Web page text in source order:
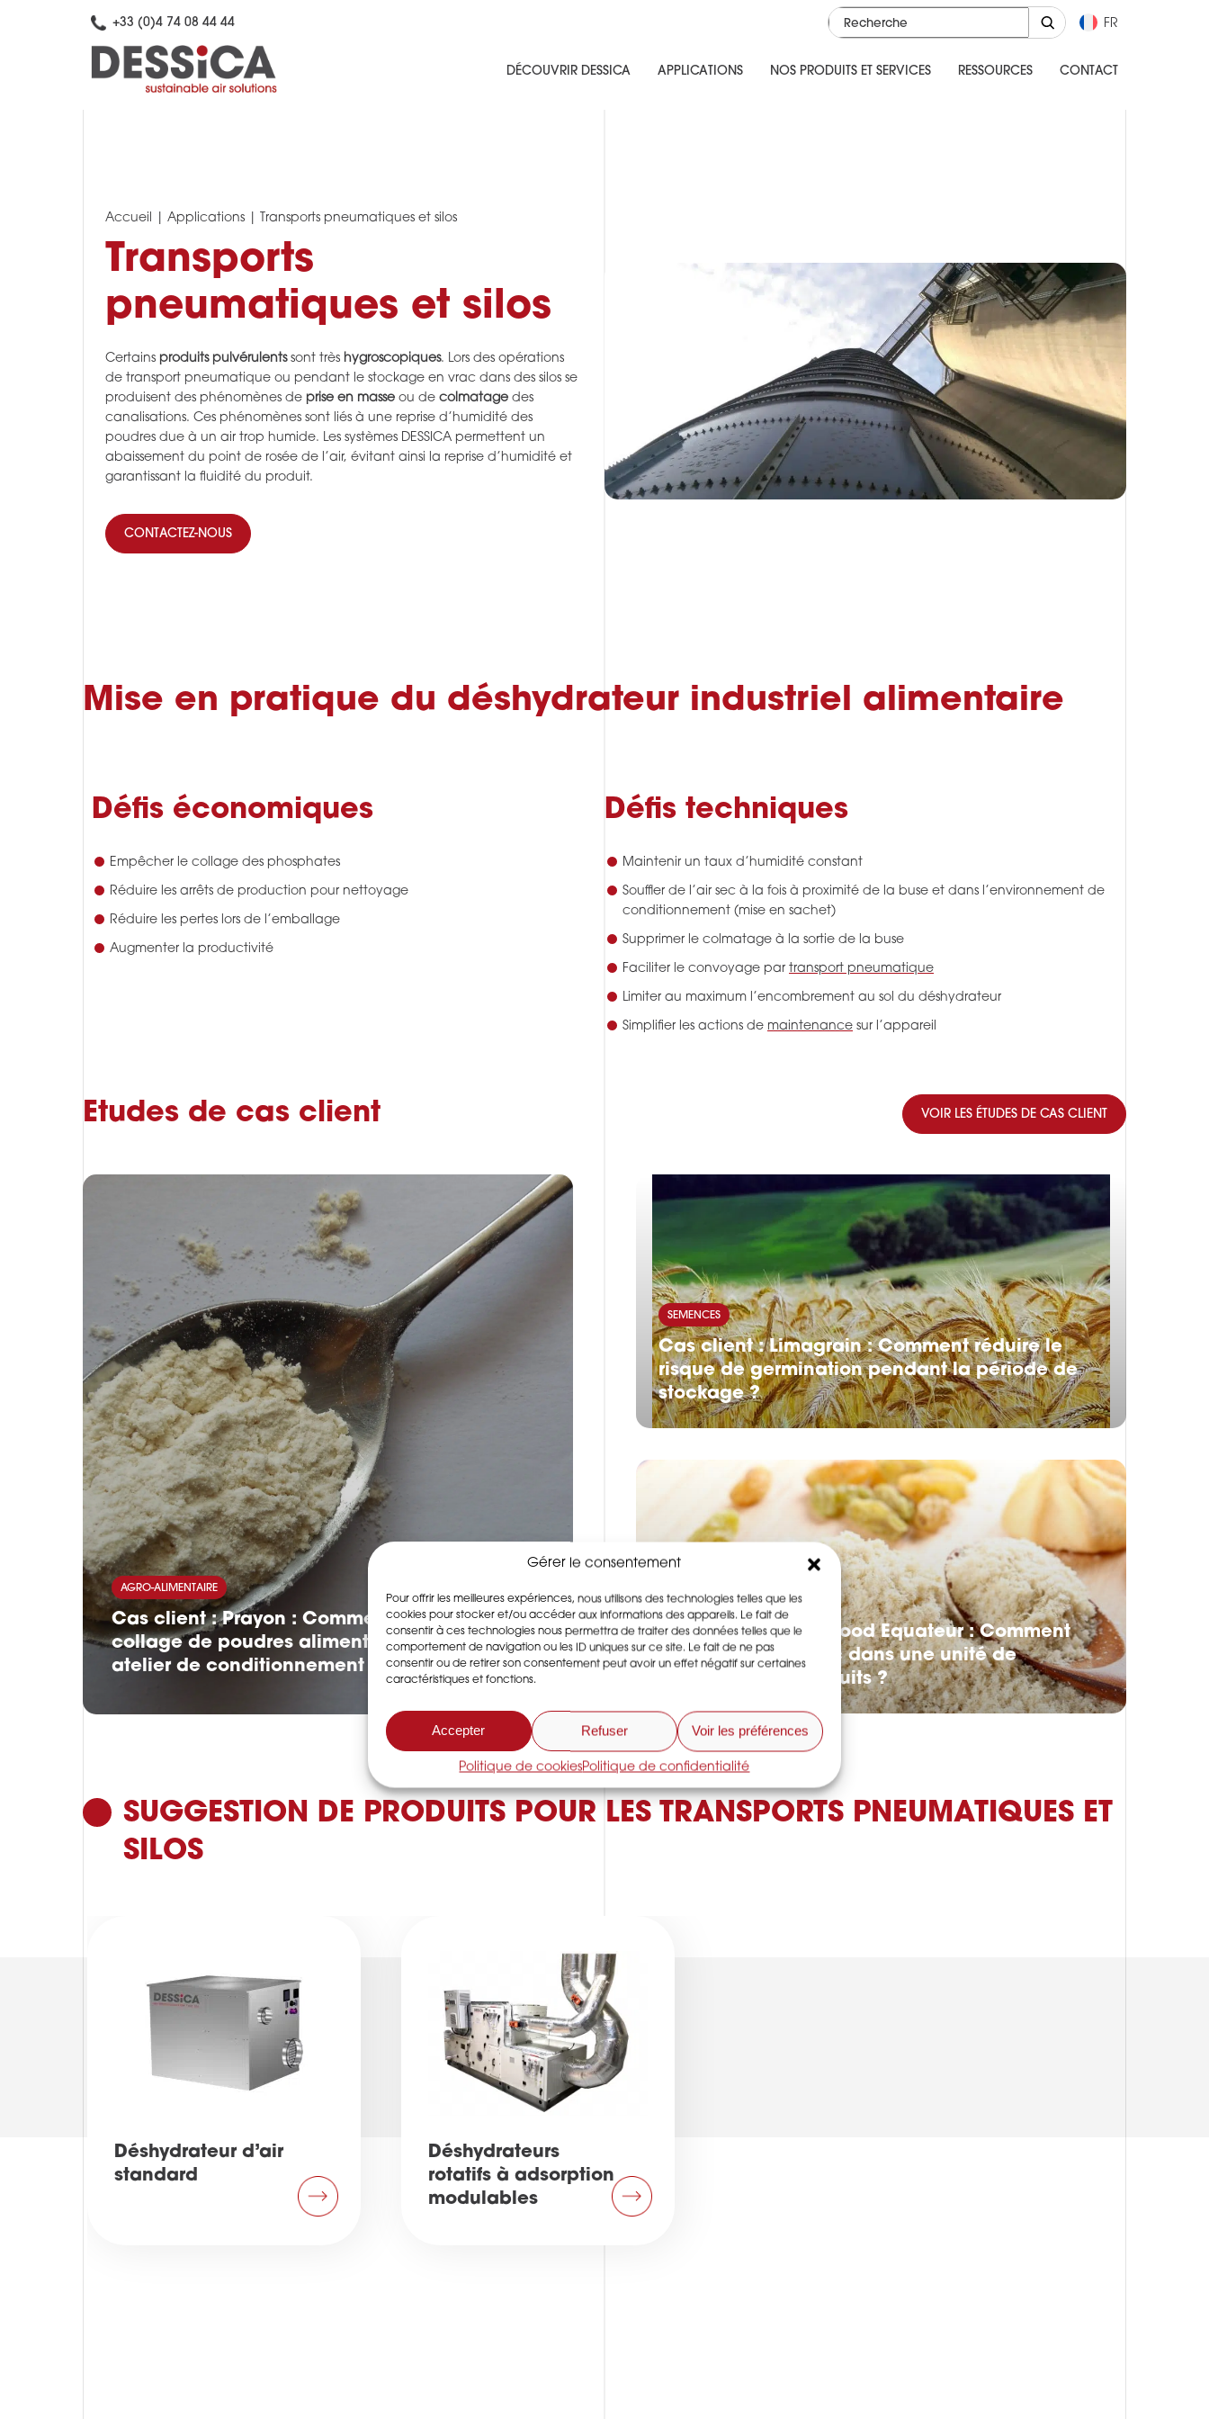
Gérer le consentement
Pour offrir les meilleures expériences, nous utilisons des technologies telles que les
cookies pour stocker et/ou accéder aux informations des appareils. Le fait de
consentir à ces technologies nous permettra de traiter des données telles que le
comportement de navigation ou les ID uniques sur ce site. Le fait de ne pas
consentir ou de retirer son consentement peut avoir un effet négatif sur certaines
caractéristiques et fonctions.
Accepter Refuser Voir les préférences
Politique de cookiesPolitique de confidentialité
+33 (0)4 74 08 44 44 FR
DÉCOUVRIR DESSICA APPLICATIONS NOS PRODUITS ET SERVICES RESSOURCES CONTACT
Accueil Applications Transports pneumatiques et silos
Transports
pneumatiques et silos
Certains produits pulvérulentssont très hygroscopiques. Lors des opérations
de transport pneumatique ou pendant le stockage en vrac dans des silos se
produisent des phénomènes de prise en masse ou de colmatage des
canalisations. Ces phénomènes sont liés à une reprise d’humidité des
poudres due à un air trop humide. Les systèmes DESSICA permettent un
abaissement du point de rosée de l’air, évitant ainsi la reprise d’humidité et
garantissant la fluidité du produit.
CONTACTEZ-NOUS
Mise en pratique du déshydrateur industriel alimentaire
Défis économiques
Empêcher le collage des phosphates
Réduire les arrêts de production pour nettoyage
Réduire les pertes lors de l’emballage
Augmenter la productivité
Défis techniques
Maintenir un taux d’humidité constant
Souffler de l’air sec à la fois à proximité de la buse et dans l’environnement de
conditionnement (mise en sachet)
Supprimer le colmatage à la sortie de la buse
Faciliter le convoyage par transport pneumatique
Limiter au maximum l’encombrement au sol du déshydrateur
Simplifier les actions de maintenance sur l’appareil
Etudes de cas client VOIR LES ÉTUDES DE CAS CLIENT
AGRO-ALIMENTAIRE
Cas client : Prayon : Comment empêcher le
collage de poudres alimentaires dans un
atelier de conditionnement ?
SEMENCES
Cas client : Limagrain : Comment réduire le
risque de germination pendant la période de
stockage ?
AGRO-ALIMENTAIRE
Cas client : Diana Food Equateur : Comment
maintenir un air sec dans une unité de
transformation de fruits ?
SUGGESTION DE PRODUITS POUR LES TRANSPORTS PNEUMATIQUES ET
SILOS
Déshydrateur d’air
standard
Déshydrateurs
rotatifs à adsorption
modulables